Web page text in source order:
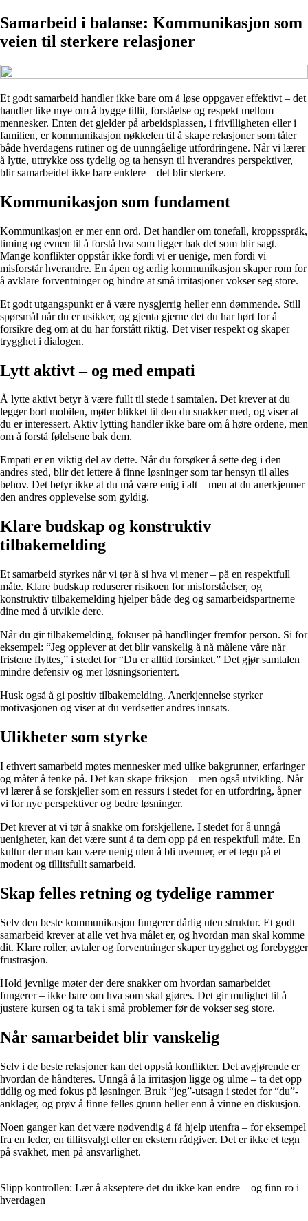
Samarbeid i balanse: Kommunikasjon som
veien til sterkere relasjoner
Et godt samarbeid handler ikke bare om å løse oppgaver effektivt – det
handler like mye om å bygge tillit, forståelse og respekt mellom
mennesker. Enten det gjelder på arbeidsplassen, i frivilligheten eller i
familien, er kommunikasjon nøkkelen til å skape relasjoner som tåler
både hverdagens rutiner og de uunngåelige utfordringene. Når vi lærer
å lytte, uttrykke oss tydelig og ta hensyn til hverandres perspektiver,
blir samarbeidet ikke bare enklere – det blir sterkere.
Kommunikasjon som fundament
Kommunikasjon er mer enn ord. Det handler om tonefall, kroppsspråk,
timing og evnen til å forstå hva som ligger bak det som blir sagt.
Mange konflikter oppstår ikke fordi vi er uenige, men fordi vi
misforstår hverandre. En åpen og ærlig kommunikasjon skaper rom for
å avklare forventninger og hindre at små irritasjoner vokser seg store.
Et godt utgangspunkt er å være nysgjerrig heller enn dømmende. Still
spørsmål når du er usikker, og gjenta gjerne det du har hørt for å
forsikre deg om at du har forstått riktig. Det viser respekt og skaper
trygghet i dialogen.
Lytt aktivt – og med empati
Å lytte aktivt betyr å være fullt til stede i samtalen. Det krever at du
legger bort mobilen, møter blikket til den du snakker med, og viser at
du er interessert. Aktiv lytting handler ikke bare om å høre ordene, men
om å forstå følelsene bak dem.
Empati er en viktig del av dette. Når du forsøker å sette deg i den
andres sted, blir det lettere å finne løsninger som tar hensyn til alles
behov. Det betyr ikke at du må være enig i alt – men at du anerkjenner
den andres opplevelse som gyldig.
Klare budskap og konstruktiv
tilbakemelding
Et samarbeid styrkes når vi tør å si hva vi mener – på en respektfull
måte. Klare budskap reduserer risikoen for misforståelser, og
konstruktiv tilbakemelding hjelper både deg og samarbeidspartnerne
dine med å utvikle dere.
Når du gir tilbakemelding, fokuser på handlinger fremfor person. Si for
eksempel: “Jeg opplever at det blir vanskelig å nå målene våre når
fristene flyttes,” i stedet for “Du er alltid forsinket.” Det gjør samtalen
mindre defensiv og mer løsningsorientert.
Husk også å gi positiv tilbakemelding. Anerkjennelse styrker
motivasjonen og viser at du verdsetter andres innsats.
Ulikheter som styrke
I ethvert samarbeid møtes mennesker med ulike bakgrunner, erfaringer
og måter å tenke på. Det kan skape friksjon – men også utvikling. Når
vi lærer å se forskjeller som en ressurs i stedet for en utfordring, åpner
vi for nye perspektiver og bedre løsninger.
Det krever at vi tør å snakke om forskjellene. I stedet for å unngå
uenigheter, kan det være sunt å ta dem opp på en respektfull måte. En
kultur der man kan være uenig uten å bli uvenner, er et tegn på et
modent og tillitsfullt samarbeid.
Skap felles retning og tydelige rammer
Selv den beste kommunikasjon fungerer dårlig uten struktur. Et godt
samarbeid krever at alle vet hva målet er, og hvordan man skal komme
dit. Klare roller, avtaler og forventninger skaper trygghet og forebygger
frustrasjon.
Hold jevnlige møter der dere snakker om hvordan samarbeidet
fungerer – ikke bare om hva som skal gjøres. Det gir mulighet til å
justere kursen og ta tak i små problemer før de vokser seg store.
Når samarbeidet blir vanskelig
Selv i de beste relasjoner kan det oppstå konflikter. Det avgjørende er
hvordan de håndteres. Unngå å la irritasjon ligge og ulme – ta det opp
tidlig og med fokus på løsninger. Bruk “jeg”-utsagn i stedet for “du”-
anklager, og prøv å finne felles grunn heller enn å vinne en diskusjon.
Noen ganger kan det være nødvendig å få hjelp utenfra – for eksempel
fra en leder, en tillitsvalgt eller en ekstern rådgiver. Det er ikke et tegn
på svakhet, men på ansvarlighet.
Slipp kontrollen: Lær å akseptere det du ikke kan endre – og finn ro i
hverdagen